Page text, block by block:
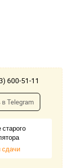
600-51-11
Telegram
сдачи